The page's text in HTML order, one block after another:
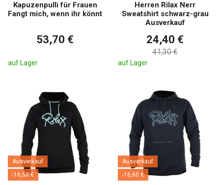
Kapuzenpulli für Frauen
Fangt mich, wenn ihr könnt
53,70 €
auf Lager
Herren Rilax Nerr
Sweatshirt schwarz-grau
Ausverkauf
24,40 €
41,30 €
auf Lager
Ausverkauf
-16,50 €
Ausverkauf
-16,60 €